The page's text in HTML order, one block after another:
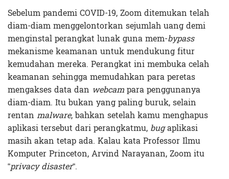
Sebelum pandemi COVID-19, Zoom ditemukan telah
diam-diam menggelontorkan sejumlah uang demi
menginstal perangkat lunak guna mem-bypass
mekanisme keamanan untuk mendukung fitur
kemudahan mereka. Perangkat ini membuka celah
keamanan sehingga memudahkan para peretas
mengakses data dan webcampara penggunanya
diam-diam. Itu bukan yang paling buruk, selain
rentan malware, bahkan setelah kamu menghapus
aplikasi tersebut dari perangkatmu, bugaplikasi
masih akan tetap ada. Kalau kata Professor Ilmu
Komputer Princeton, Arvind Narayanan, Zoom itu
“privacy disaster“.